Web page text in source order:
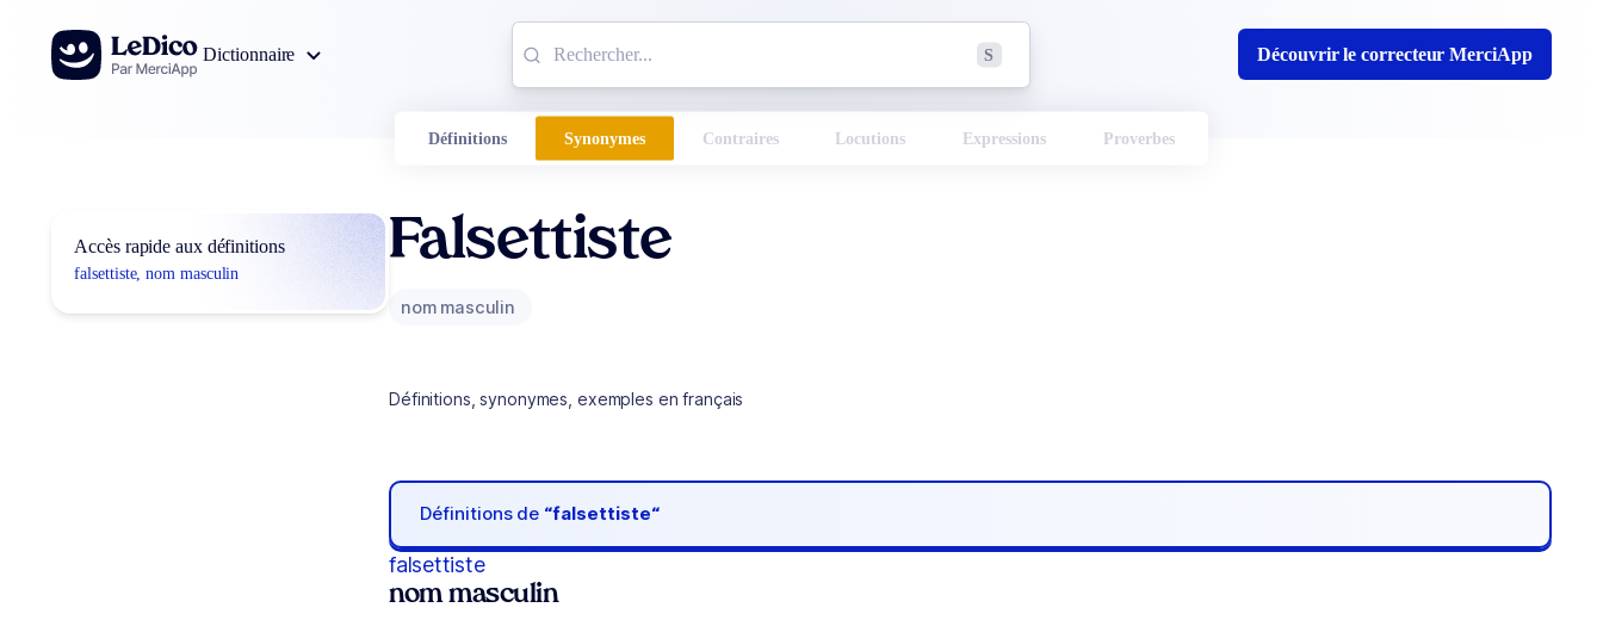
Aller au contenu
Dictionnaire
S Découvrir le correcteur MerciApp
Définitions Synonymes Contraires Locutions Expressions Proverbes
Accès rapide aux définitions
falsettiste, nom masculin
Falsettiste
nom masculin
Définitions, synonymes, exemples en français
Définitions de “falsettiste“
falsettiste
nom masculin